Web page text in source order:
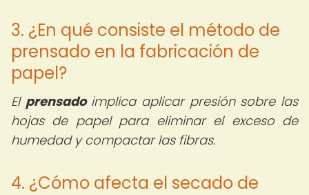
3. ¿En qué consiste el método de
prensado en la fabricación de
papel?
El prensadoimplica aplicar presión sobre las
hojas de papel para eliminar el exceso de
humedad y compactar las fibras.
4. ¿Cómo afecta el secado de